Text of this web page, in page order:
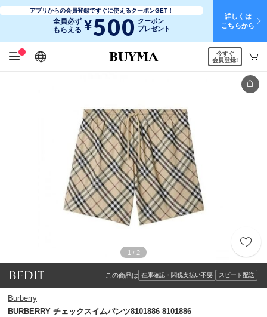
アプリからの会員登録ですぐに使えるクーポンGET！
全員必ず
もらえる ¥500 クーポン
プレゼント
詳しくは
こちらから
日本語
English
简体中文
繁體中文
今すぐ
会員登録!
1 / 2
この商品は 在庫確認・関税支払い不要 スピード配送
Burberry
BURBERRY チェックスイムパンツ8101886 8101886